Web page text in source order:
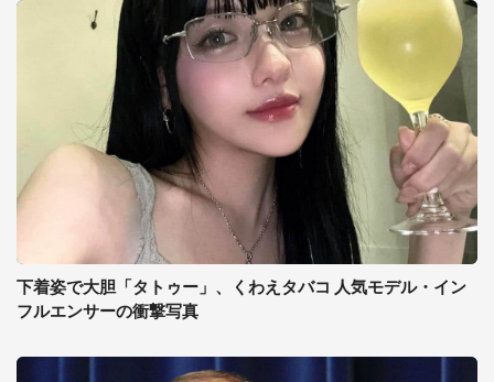
下着姿で大胆「タトゥー」、くわえタバコ 人気モデル・イン
フルエンサーの衝撃写真